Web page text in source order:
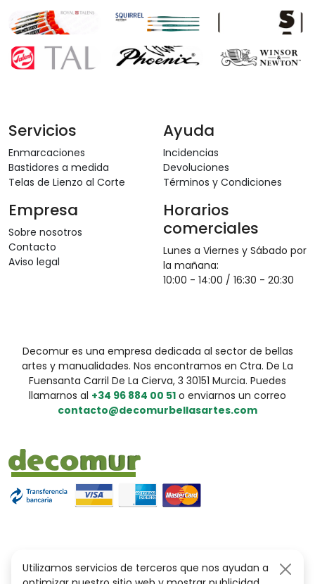
Servicios
Enmarcaciones
Bastidores a medida
Telas de Lienzo al Corte
Ayuda
Incidencias
Devoluciones
Términos y Condiciones
Empresa
Sobre nosotros
Contacto
Aviso legal
Horarios
comerciales
Lunes a Viernes y Sábado por
la mañana:
10:00 - 14:00 / 16:30 - 20:30
Decomur es una empresa dedicada al sector de bellas
artes y manualidades. Nos encontramos en Ctra. De La
Fuensanta Carril De La Cierva, 3 30151 Murcia. Puedes
llamarnos al +34 96 884 00 51 o enviarnos un correo
contacto@decomurbellasartes.com
Utilizamos servicios de terceros que nos ayudan a